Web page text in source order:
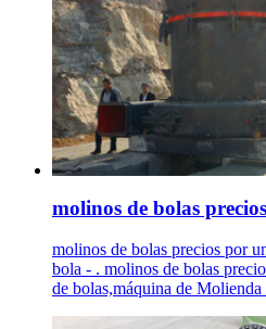
molinos de bolas
molinos de bolas precios por
bola - . molinos de bolas
de bolas,máquina de Molienda